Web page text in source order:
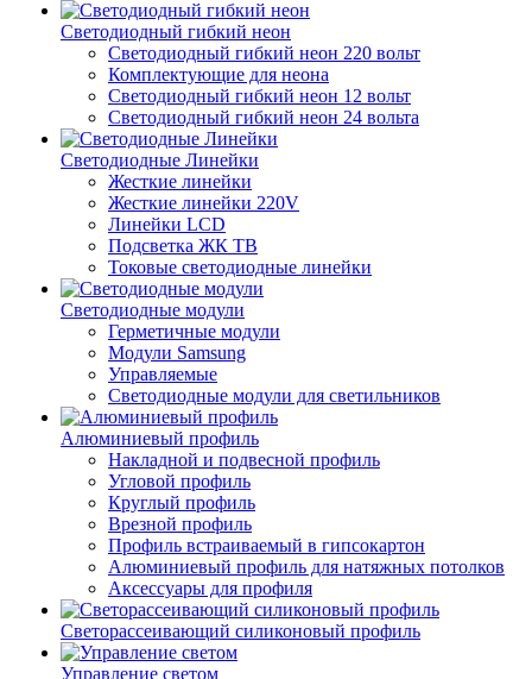
Светодиодный гибкий неон
Светодиодный гибкий неон 220 вольт
Комплектующие для неона
Светодиодный гибкий неон 12 вольт
Светодиодный гибкий неон 24 вольта
Светодиодные Линейки
Жесткие линейки
Жесткие линейки 220V
Линейки LCD
Подсветка ЖК ТВ
Токовые светодиодные линейки
Светодиодные модули
Герметичные модули
Модули Samsung
Управляемые
Светодиодные модули для светильников
Алюминиевый профиль
Накладной и подвесной профиль
Угловой профиль
Круглый профиль
Врезной профиль
Профиль встраиваемый в гипсокартон
Алюминиевый профиль для натяжных потолков
Аксессуары для профиля
Светорассеивающий силиконовый профиль
Управление светом